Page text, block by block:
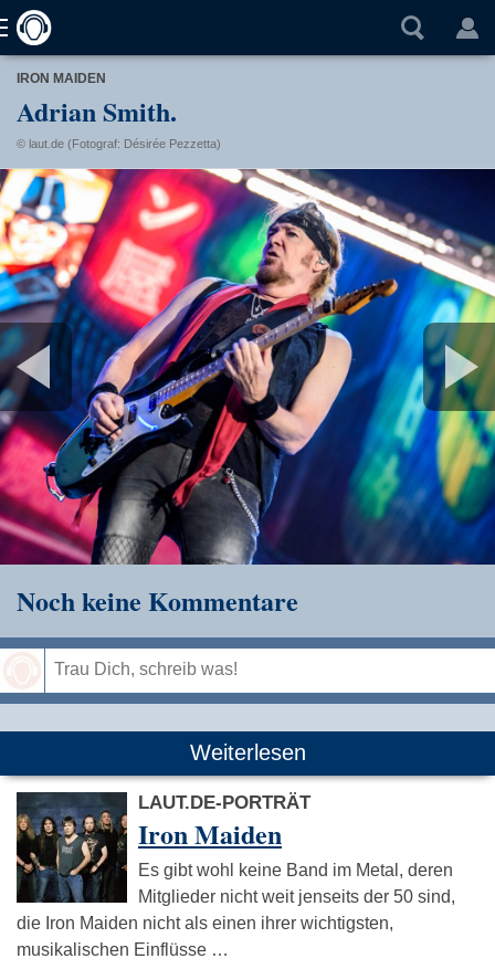
IRON MAIDEN
Adrian Smith.
© laut.de (Fotograf: Désirée Pezzetta)
Noch keine Kommentare
Weiterlesen
LAUT.DE-PORTRÄT
Iron Maiden
Es gibt wohl keine Band im Metal, deren
Mitglieder nicht weit jenseits der 50 sind,
die Iron Maiden nicht als einen ihrer wichtigsten,
musikalischen Einflüsse …